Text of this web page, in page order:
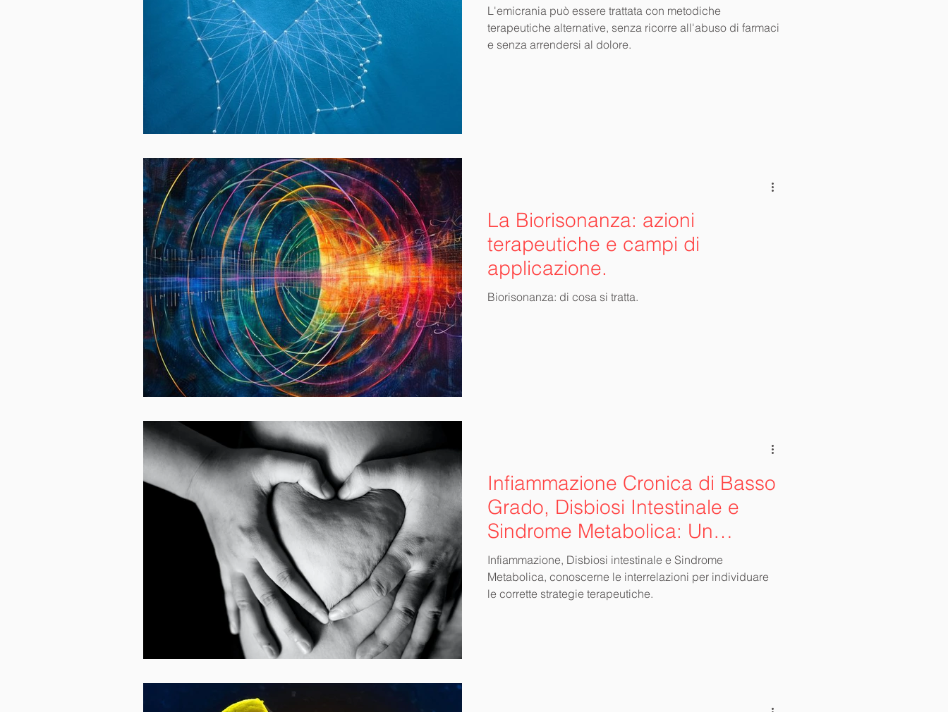
L'emicrania può essere trattata con metodiche
terapeutiche alternative, senza ricorre all'abuso di farmaci
e senza arrendersi al dolore.
La Biorisonanza: azioni
terapeutiche e campi di
applicazione.
Biorisonanza: di cosa si tratta.
Infiammazione Cronica di Basso
Grado, Disbiosi Intestinale e
Sindrome Metabolica: Un
Approccio Integrato per la
Prevenzione e la Cura delle
Patologie Croniche
Infiammazione, Disbiosi intestinale e Sindrome
Metabolica, conoscerne le interrelazioni per individuare
le corrette strategie terapeutiche.